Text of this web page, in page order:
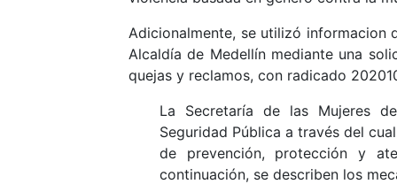
Adicionalmente, se utilizó informacion
Alcaldía de Medellín mediante una
quejas y reclamos, con radicado
La Secretaría de las Mujeres
Seguridad Pública a través del
de prevención, protección y
continuación, se describen los